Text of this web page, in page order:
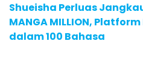
Shueisha Perluas
MANGA MILLION,
dalam 100 Bahasa